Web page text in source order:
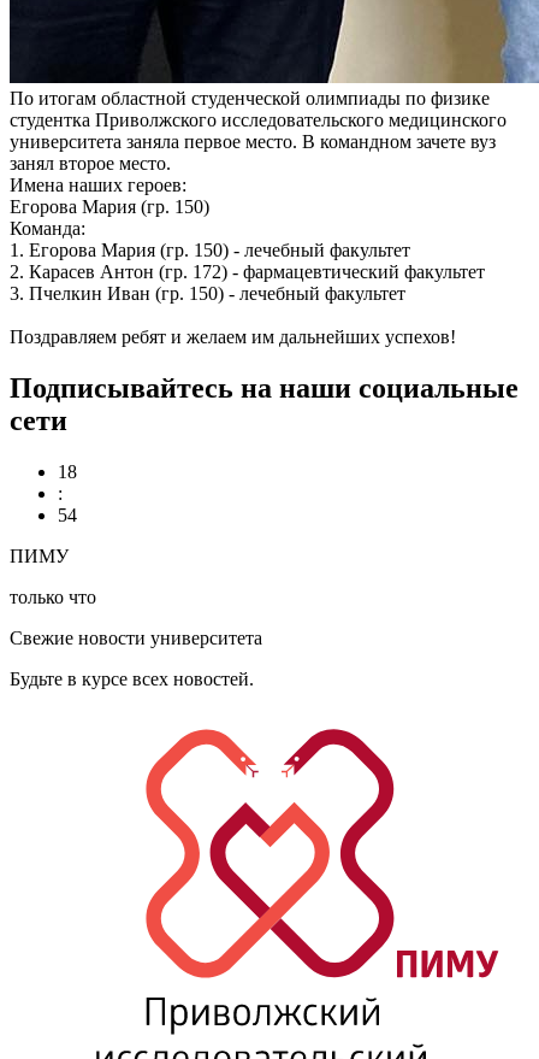
По итогам областной студенческой олимпиады по физике
студентка Приволжского исследовательского медицинского
университета заняла первое место. В командном зачете вуз
занял второе место.
Имена наших героев:
Егорова Мария (гр. 150)
Команда:
1. Егорова Мария (гр. 150) - лечебный факультет
2. Карасев Антон (гр. 172) - фармацевтический факультет
3. Пчелкин Иван (гр. 150) - лечебный факультет
Поздравляем ребят и желаем им дальнейших успехов!
Подписывайтесь на наши социальные
сети
18
:
54
ПИМУ
только что
Свежие новости университета
Будьте в курсе всех новостей.